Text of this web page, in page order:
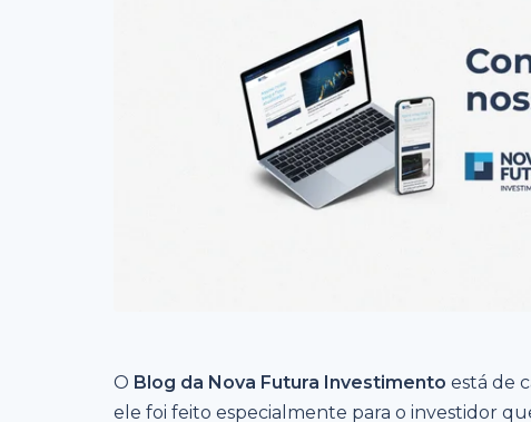
O Blog da Nova Futura Investimento está de
ele foi feito especialmente para o investidor